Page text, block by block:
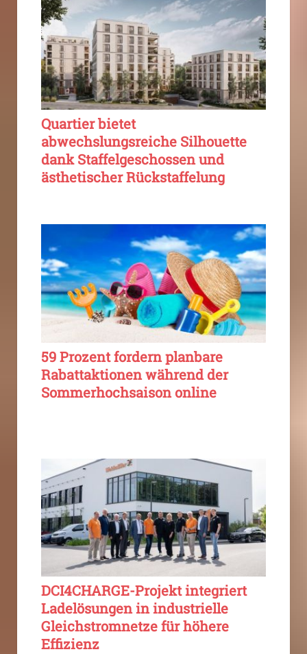
Quartier bietet
abwechslungsreiche Silhouette
dank Staffelgeschossen und
ästhetischer Rückstaffelung
59 Prozent fordern planbare
Rabattaktionen während der
Sommerhochsaison online
DCI4CHARGE-Projekt integriert
Ladelösungen in industrielle
Gleichstromnetze für höhere
Effizienz